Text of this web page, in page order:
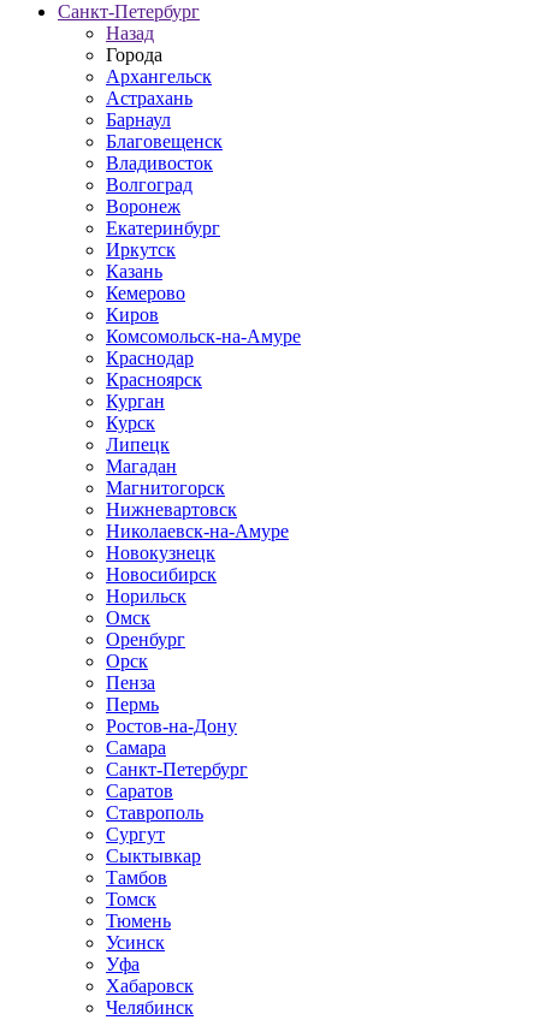
Санкт-Петербург
Назад
Города
Архангельск
Астрахань
Барнаул
Благовещенск
Владивосток
Волгоград
Воронеж
Екатеринбург
Иркутск
Казань
Кемерово
Киров
Комсомольск-на-Амуре
Краснодар
Красноярск
Курган
Курск
Липецк
Магадан
Магнитогорск
Нижневартовск
Николаевск-на-Амуре
Новокузнецк
Новосибирск
Норильск
Омск
Оренбург
Орск
Пенза
Пермь
Ростов-на-Дону
Самара
Санкт-Петербург
Саратов
Ставрополь
Сургут
Сыктывкар
Тамбов
Томск
Тюмень
Усинск
Уфа
Хабаровск
Челябинск